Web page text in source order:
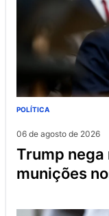
POLÍTICA
06 de agosto de 2026
trump nega relato sobre escassez de
munições